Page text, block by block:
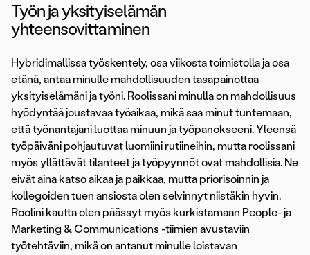
Työn ja yksityiselämän
yhteensovittaminen
Hybridimallissa työskentely, osa viikosta toimistolla ja osa
etänä, antaa minulle mahdollisuuden tasapainottaa
yksityiselämäni ja työni. Roolissani minulla on mahdollisuus
hyödyntää joustavaa työaikaa, mikä saa minut tuntemaan,
että työnantajani luottaa minuun ja työpanokseeni. Yleensä
työpäiväni pohjautuvat luomiini rutiineihin, mutta roolissani
myös yllättävät tilanteet ja työpyynnöt ovat mahdollisia. Ne
eivät aina katso aikaa ja paikkaa, mutta priorisoinnin ja
kollegoiden tuen ansiosta olen selvinnyt niistäkin hyvin.
Roolini kautta olen päässyt myös kurkistamaan People- ja
Marketing & Communications -tiimien avustaviin
työtehtäviin, mikä on antanut minulle loistavan